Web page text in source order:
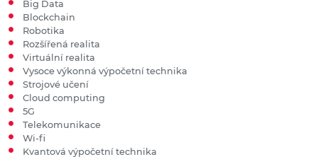
Big Data
Blockchain
Robotika
Rozšířená realita
Virtuální realita
Vysoce výkonná výpočetní technika
Strojové učení
Cloud computing
5G
Telekomunikace
Wi-fi
Kvantová výpočetní technika